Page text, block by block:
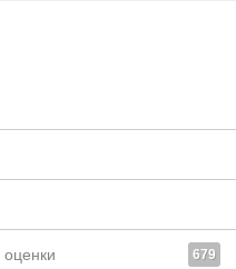
оценки 679